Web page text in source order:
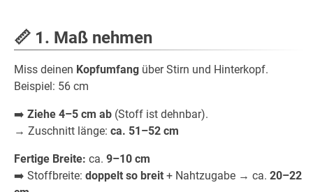
📏 1. Maß nehmen
Miss deinen Kopfumfang über Stirn und Hinterkopf.
Beispiel: 56 cm
➡️ Ziehe 4–5 cm ab (Stoff ist dehnbar).
→ Zuschnitt länge: ca. 51–52 cm
Fertige Breite: ca. 9–10 cm
➡️ Stoffbreite: doppelt so breit + Nahtzugabe → ca. 20–22